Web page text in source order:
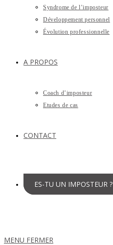
Syndrome de l’imposteur
Développement personnel
Évolution professionnelle
A PROPOS
Coach d’imposteur
Etudes de cas
CONTACT
ES-TU UN IMPOSTEUR ?
MENU FERMER